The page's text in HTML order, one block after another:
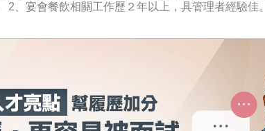
、宴會餐飲相關工作歷２年以上，具管理者經驗佳。